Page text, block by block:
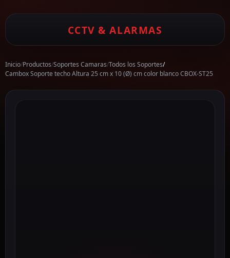
CCTV & ALARMAS
Inicio/Productos/Soportes Camaras/Todos los Soportes/
Cambox Soporte techo Altura 25 cm x 10 (Ø) cm color blanco CBOX-ST25